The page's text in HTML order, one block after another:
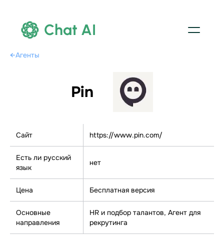
Chat AI
←Агенты
Pin
Сайт https://www.pin.com/
Есть ли русский
язык
нет
Цена Бесплатная версия
Основные
направления
HR и подбор талантов, Агент для
рекрутинга